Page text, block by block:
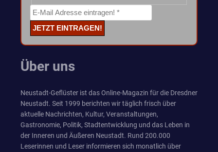
Über uns
Neustadt-Geflüster ist das Online-Magazin für die Dresdner
Neustadt. Seit 1999 berichten wir täglich frisch über
aktuelle Nachrichten, Kultur, Veranstaltungen,
Gastronomie, Politik, Stadtentwicklung und das Leben in
der Inneren und Äußeren Neustadt. Rund 200.000
Leserinnen und Leser informieren sich monatlich über